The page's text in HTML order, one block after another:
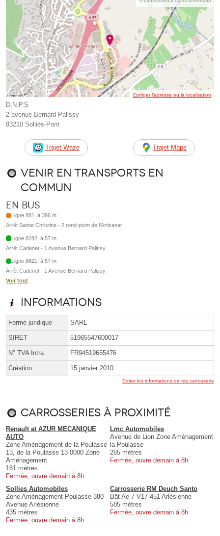
Corriger l’adresse ou la localisation
D.N.P.S
2 avenue Bernard Palissy
83210 Solliès-Pont
Trajet Waze Trajet Maps
Venir en transports en
commun
En bus
Ligne 881, à 386 m
Arrêt Sainte Christine - 2 rond-point de l'Artisanat
Ligne 8282, à 57 m
Arrêt Cadenet - 1 Avenue Bernard Palissy
Ligne 8821, à 57 m
Arrêt Cadenet - 1 Avenue Bernard Palissy
Voir tout
Informations
Forme juridique SARL
SIRET 51965547600017
N° TVA Intra. FR94519655476
Création 15 janvier 2010
Éditer les informations de ma carrosserie
Carrosseries à proximité
Renault at AZUR MECANIQUE
AUTO
Zone Aménagement de la Poulasse
13, de la Poulasse 13 0000 Zone
Aménagement
161 mètres
Fermée, ouvre demain à 8h
Lmc Automobiles
Avenue de Lion Zone Aménagement
la Poulasse
265 mètres
Fermée, ouvre demain à 8h
Sollies Automobiles
Zone Aménagement Poulasse 380
Avenue Arlésienne
435 mètres
Fermée, ouvre demain à 8h
Carrosserie RM Deuch Santo
Bât Ae 7 V17 451 Arlésienne
585 mètres
Fermée, ouvre demain à 8h